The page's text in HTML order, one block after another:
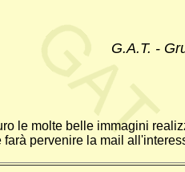
G.A.T. -
le molte belle immagini
farà pervenire la mail